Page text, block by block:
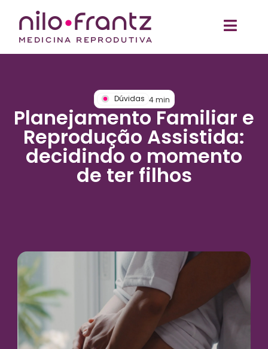
Dúvidas 4 min
Planejamento Familiar e
Reprodução Assistida:
decidindo o momento
de ter filhos